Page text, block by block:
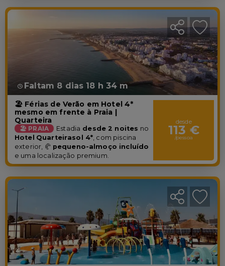
Faltam 8 dias 18 h 34 m
🏖️ Férias de Verão em Hotel 4*
mesmo em frente à Praia |
Quarteira
🏖️ PRAIA Estadia desde 2 noites no
Hotel Quarteirasol 4*, com piscina
exterior, 🥐 pequeno-almoço incluído
e uma localização premium.
desde
113 €
/pessoa